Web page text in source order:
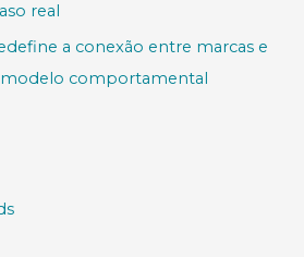
real
a conexão entre marcas e
comportamental